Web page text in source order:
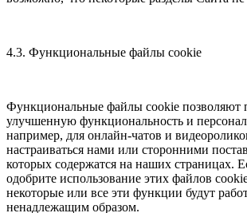
4.3. Функциональные файлы cookie
Функциональные файлы cookie позволяют
улучшенную функциональность и
например, для онлайн-чатов и
настраиваться нами или сторонними
которых содержатся на наших страницах.
одобрите использование этих файлов
некоторые или все эти функции будут
ненадлежащим образом.